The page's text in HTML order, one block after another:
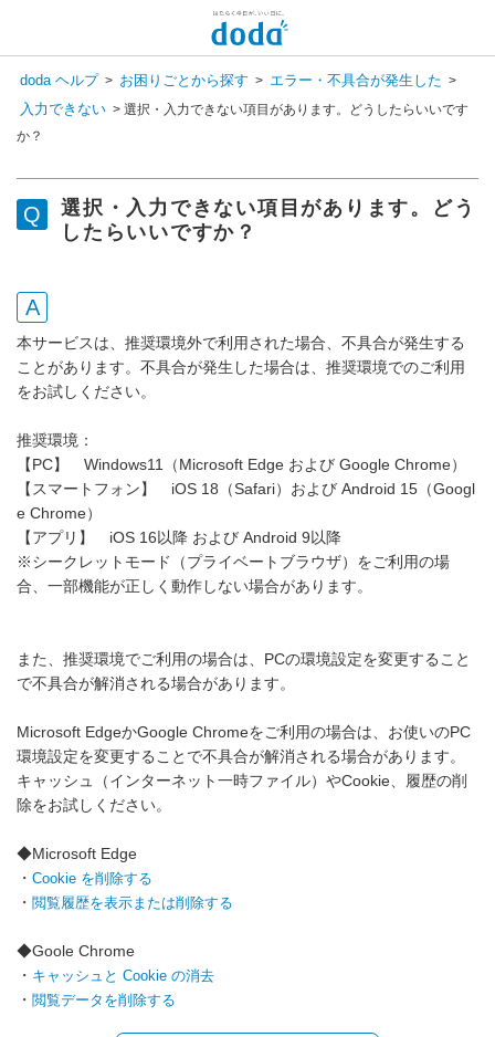
doda ヘルプ > お困りごとから探す > エラー・不具合が発生した >
入力できない > 選択・入力できない項目があります。どうしたらいいです
か？
選択・入力できない項目があります。どう
したらいいですか？
本サービスは、推奨環境外で利用された場合、不具合が発生する
ことがあります。不具合が発生した場合は、推奨環境でのご利用
をお試しください。
推奨環境：
【PC】 Windows11（Microsoft Edge および Google Chrome）
【スマートフォン】 iOS 18（Safari）および Android 15（Googl
e Chrome）
【アプリ】 iOS 16以降 および Android 9以降
※シークレットモード（プライベートブラウザ）をご利用の場
合、一部機能が正しく動作しない場合があります。
また、推奨環境でご利用の場合は、PCの環境設定を変更すること
で不具合が解消される場合があります。
Microsoft EdgeかGoogle Chromeをご利用の場合は、お使いのPC
環境設定を変更することで不具合が解消される場合があります。
キャッシュ（インターネット一時ファイル）やCookie、履歴の削
除をお試しください。
◆Microsoft Edge
・ Cookie を削除する
・ 閲覧履歴を表示または削除する
◆Goole Chrome
・ キャッシュと Cookie の消去
・ 閲覧データを削除する
新しいメッセージがあります
コンシェル呼び出し
検 索
会員登録状況を選択すると
専任スタッフが回答いたします！
登録済み
まだ登録していない